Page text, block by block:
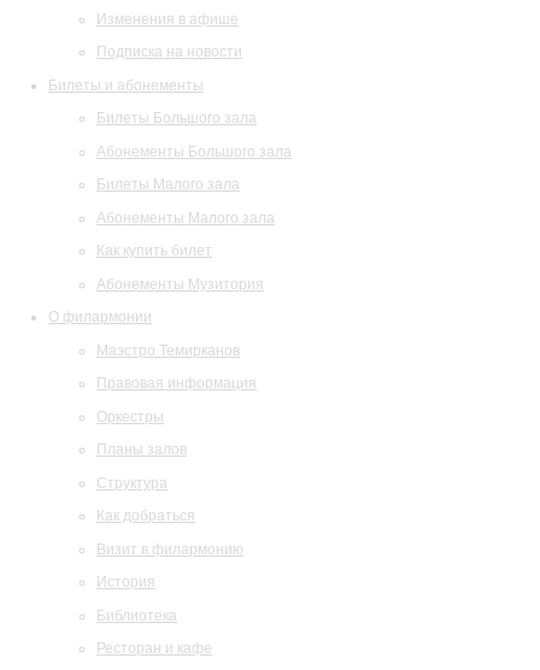
Изменения в афише
Подписка на новости
Билеты и абонементы
Билеты Большого зала
Абонементы Большого зала
Билеты Малого зала
Абонементы Малого зала
Как купить билет
Абонементы Музитория
О филармонии
Маэстро Темирканов
Правовая информация
Оркестры
Планы залов
Структура
Как добраться
Визит в филармонию
История
Библиотека
Ресторан и кафе